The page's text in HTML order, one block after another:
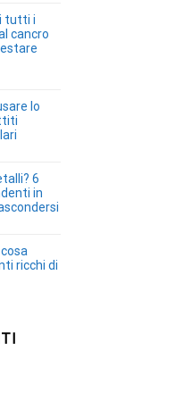
tutti i
cancro
lo
6
in
ricchi di